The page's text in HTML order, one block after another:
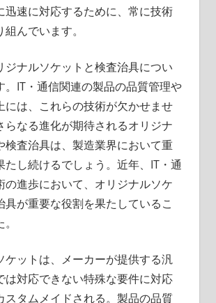
迅速に対応するために、常に技術
んでいます。
ジナルソケットと検査治具につい
。IT・通信関連の製品の品質管理や
には、これらの技術が欠かせませ
らなる進化が期待されるオリジナ
検査治具は、製造業界において重
たし続けるでしょう。近年、IT・通
の進歩において、オリジナルソケ
具が重要な役割を果たしているこ
ケットは、メーカーが提供する汎
は対応できない特殊な要件に対応
スタムメイドされる。製品の品質